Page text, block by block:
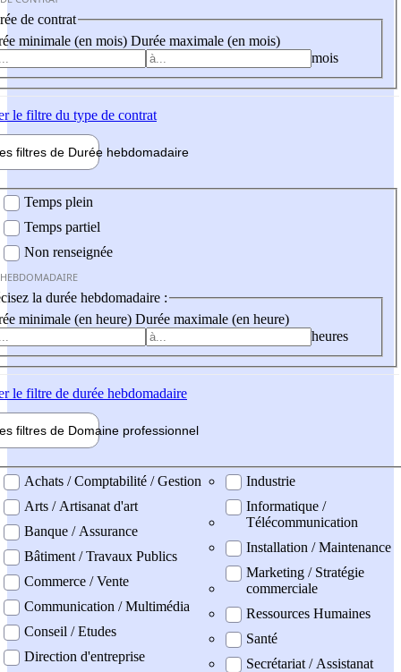
de contrat
minimale (en mois) Durée maximale (en mois)
mois
le filtre du type de contrat
filtres de Durée hebdomadaire
Temps plein
Temps partiel
Non renseignée
la durée hebdomadaire :
minimale (en heure) Durée maximale (en heure)
heures
le filtre de durée hebdomadaire
filtres de Domaine professionnel
professionel
Achats / Comptabilité / Gestion
Arts / Artisanat d'art
Banque / Assurance
Bâtiment / Travaux Publics
Commerce / Vente
Communication / Multimédia
Conseil / Etudes
Direction d'entreprise
Industrie
Informatique /
Télécommunication
Installation / Maintenance
Marketing / Stratégie
commerciale
Ressources Humaines
Santé
Secrétariat / Assistanat